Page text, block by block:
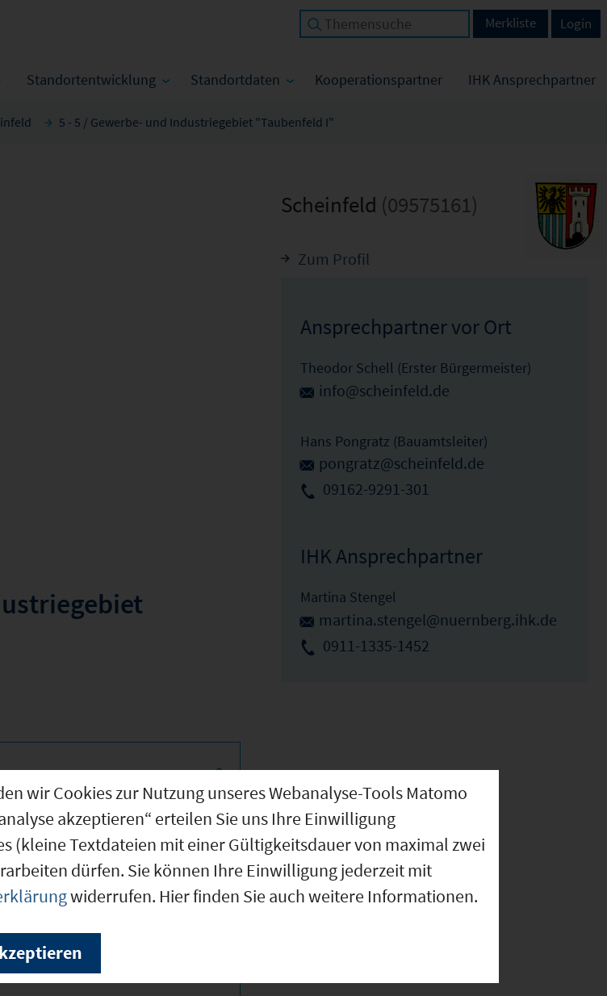
Standortentwicklung Standortdaten Kooperationspartner IHK Ansprechpartner
Login
Merkliste
5 - 5 / Gewerbe- und Industriegebiet "Taubenfeld I"
Scheinfeld (09575161)
Zum Profil
Ansprechpartner vor Ort
Theodor Schell (Erster Bürgermeister)
info@scheinfeld.de
Hans Pongratz (Bauamtsleiter)
pongratz@scheinfeld.de
09162-9291-301
IHK Ansprechpartner
Martina Stengel
martina.stengel@nuernberg.ihk.de
0911-1335-1452
wir Cookies zur Nutzung unseres Webanalyse-Tools Matomo
akzeptieren“ erteilen Sie uns Ihre Einwilligung
(kleine Textdateien mit einer Gültigkeitsdauer von maximal zwei
dürfen. Sie können Ihre Einwilligung jederzeit mit
widerrufen. Hier finden Sie auch weitere Informationen.